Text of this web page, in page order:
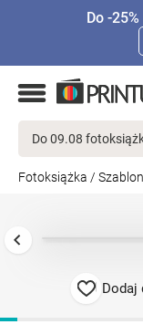
Do -
Do 09.08
Fotoksiążka /
Dodaj